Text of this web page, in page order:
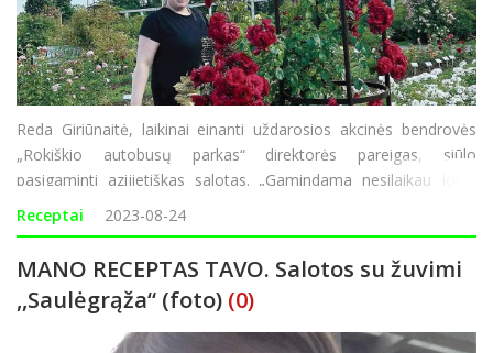
Reda Giriūnaitė, laikinai einanti uždarosios akcinės bendrovės
„Rokiškio autobusų parkas“ direktorės pareigas, siūlo
pasigaminti azijietiškas salotas. „Gamindama nesilaikau jokių
proporcijų, kas šauna į galvą ar yra šaldytuve tą ir dedu, tik
aliejaus vi
Receptai 2023-08-24
MANO RECEPTAS TAVO. Salotos su žuvimi
,,Saulėgrąža“ (foto) (0)